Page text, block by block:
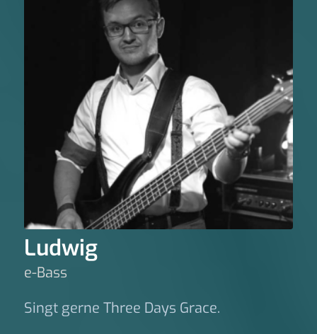
Ludwig
e-Bass
Singt gerne Three Days Grace.